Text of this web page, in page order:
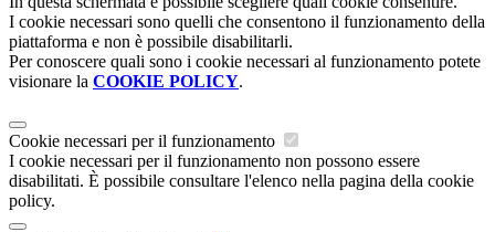
I cookie necessari sono quelli che consentono il funzionamento della
piattaforma e non è possibile disabilitarli.
Per conoscere quali sono i cookie necessari al funzionamento potete
visionare la COOKIE POLICY.
Cookie necessari per il funzionamento
I cookie necessari per il funzionamento non possono essere
disabilitati. È possibile consultare l'elenco nella pagina della cookie
policy.